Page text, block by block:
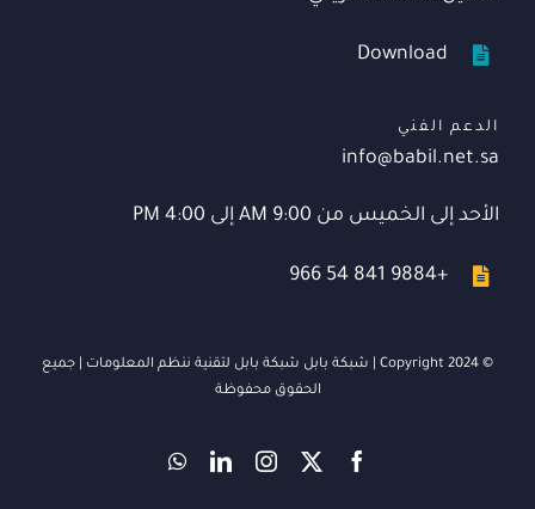
Download
الدعم الفني
info@babil.net.sa
الأحد إلى الخميس من 9:00 AM إلى 4:00 PM
+966 54 841 9884
© Copyright 2024 | شبكة بابل شبكة بابل لتقنية ننظم المعلومات | جميع
الحقوق محفوظة